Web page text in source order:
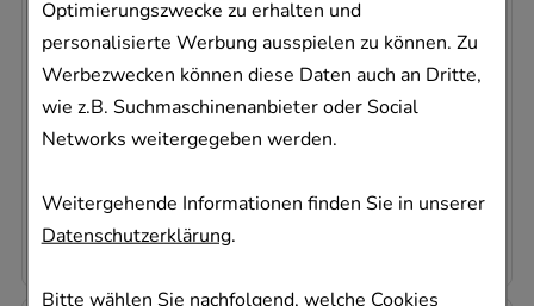
Optimierungszwecke zu erhalten und
personalisierte Werbung ausspielen zu können. Zu
Werbezwecken können diese Daten auch an Dritte,
wie z.B. Suchmaschinenanbieter oder Social
Networks weitergegeben werden.
Weitergehende Informationen finden Sie in unserer
Datenschutzerklärung.
Bitte wählen Sie nachfolgend, welche Cookies
200St
Tabletten, magensaftresistent
04911945
Sofort lieferbar
12,10 €¹
0,06 €pro 1 Stk